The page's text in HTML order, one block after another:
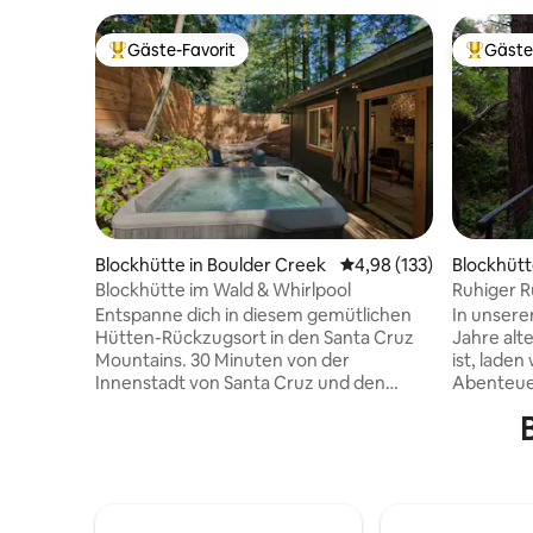
Beliebter Gäste-Favorit.
Gäste-Favorit
Blockhütte in Boulder Creek Durchschnittliche
4,98 (133)
Blockhütte im Wald & Whirlpool
Entspanne dich in diesem gemütlichen
Hütten-Rückzugsort in den Santa Cruz
Mountains. 30 Minuten von der
Innenstadt von Santa Cruz und den
e-Sea
Ruhiger
In
Jahre
ist, laden
wenige